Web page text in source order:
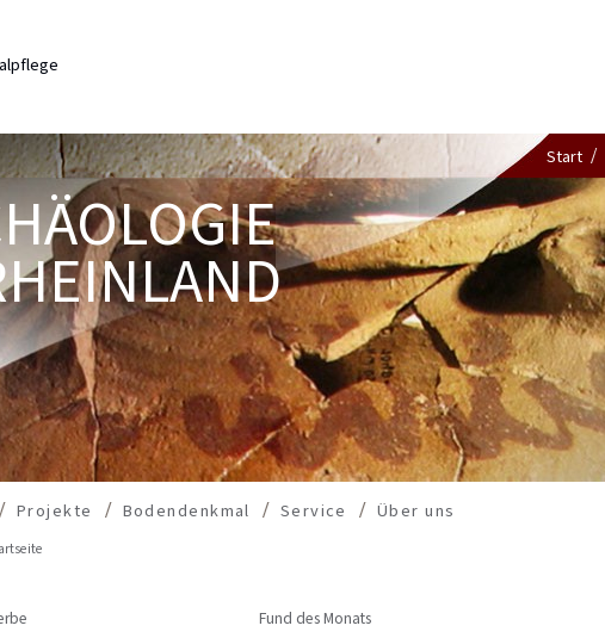
Start
Projekte Bodendenkmal Service Über uns
Fund des Monats